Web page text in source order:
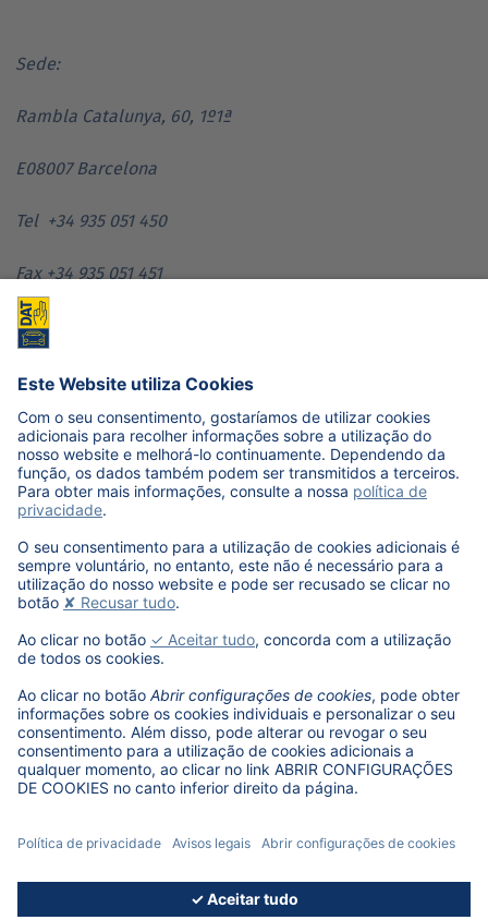
Sede:
Rambla Catalunya, 60, 1º1ª
E08007 Barcelona
Tel +34 935 051 450
Fax +34 935 051 451
info@datiberica.com
administracion@datiberica.com
ventas@datiberica.com